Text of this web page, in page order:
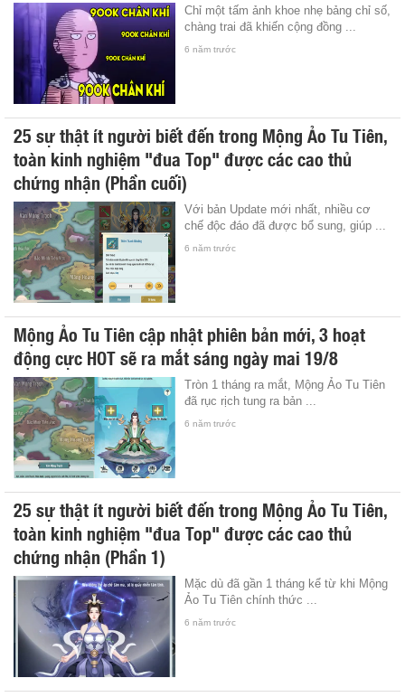
Chỉ một tấm ảnh khoe nhẹ bảng chỉ số,
chàng trai đã khiến cộng đồng ...
6 năm trước
25 sự thật ít người biết đến trong Mộng Ảo Tu Tiên,
toàn kinh nghiệm "đua Top" được các cao thủ
chứng nhận (Phần cuối)
Với bản Update mới nhất, nhiều cơ
chế độc đáo đã được bổ sung, giúp ...
6 năm trước
Mộng Ảo Tu Tiên cập nhật phiên bản mới, 3 hoạt
động cực HOT sẽ ra mắt sáng ngày mai 19/8
Tròn 1 tháng ra mắt, Mộng Ảo Tu Tiên
đã rục rịch tung ra bản ...
6 năm trước
25 sự thật ít người biết đến trong Mộng Ảo Tu Tiên,
toàn kinh nghiệm "đua Top" được các cao thủ
chứng nhận (Phần 1)
Mặc dù đã gần 1 tháng kể từ khi Mộng
Ảo Tu Tiên chính thức ...
6 năm trước